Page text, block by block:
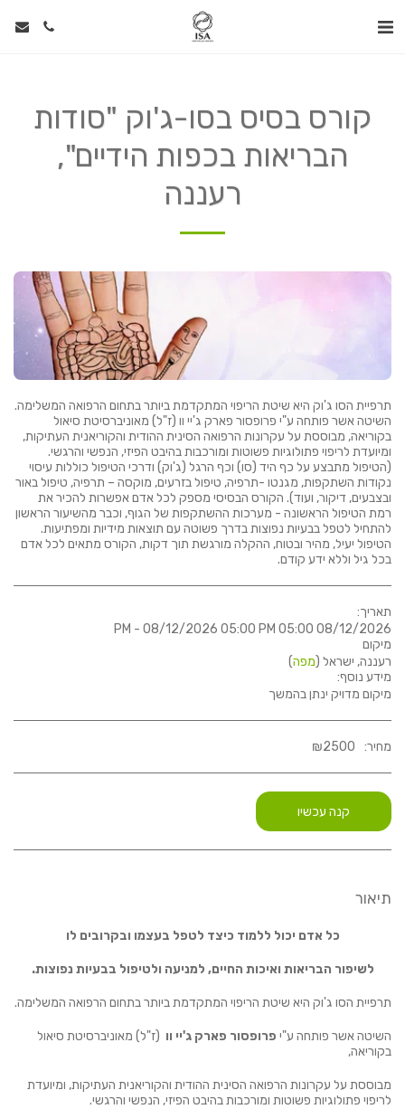
קורס בסיס בסו-ג'וק "סודות
הבריאות בכפות הידיים",
רעננה
תרפיית הסו ג'וק היא שיטת הריפוי המתקדמת ביותר בתחום הרפואה המשלימה.
השיטה אשר פותחה ע"י פרופסור פארק ג'יי וו (ז"ל) מאוניברסיטת סיאול
בקוריאה, מבוססת על עקרונות הרפואה הסינית ההודית והקוריאנית העתיקות,
ומיועדת לריפוי פתולוגיות פשוטות ומורכבות בהיבט הפיזי, הנפשי והרגשי.
(הטיפול מתבצע על כף היד (סו) וכף הרגל (ג'וק) ודרכי הטיפול כוללות עיסוי
נקודות השתקפות, מגנטו -תרפיה, טיפול בזרעים, מוקסה – תרפיה, טיפול באור
ובצבעים, דיקור, ועוד). הקורס הבסיסי מספק לכל אדם אפשרות להכיר את
רמת הטיפול הראשונה - מערכות ההשתקפות של הגוף, וכבר מהשיעור הראשון
להתחיל לטפל בבעיות נפוצות בדרך פשוטה עם תוצאות מידיות ומפתיעות.
הטיפול יעיל, מהיר ובטוח, ההקלה מורגשת תוך דקות, הקורס מתאים לכל אדם
בכל גיל וללא ידע קודם.
תאריך:
08/12/2026 05:00 PM - 08/12/2026 05:00 PM
מיקום
רעננה, ישראל (מפה)
מידע נוסף:
מיקום מדויק ינתן בהמשך
מחיר: ₪2500
קנה עכשיו
תיאור
כל אדם יכול ללמוד כיצד לטפל בעצמו ובקרובים לו
לשיפור הבריאות ואיכות החיים, למניעה ולטיפול בבעיות נפוצות.
תרפיית הסו ג'וק היא שיטת הריפוי המתקדמת ביותר בתחום הרפואה המשלימה.
השיטה אשר פותחה ע"י פרופסור פארק ג'יי וו (ז"ל) מאוניברסיטת סיאול
בקוריאה,
מבוססת על עקרונות הרפואה הסינית ההודית והקוריאנית העתיקות, ומיועדת
לריפוי פתולוגיות פשוטות ומורכבות בהיבט הפיזי, הנפשי והרגשי.